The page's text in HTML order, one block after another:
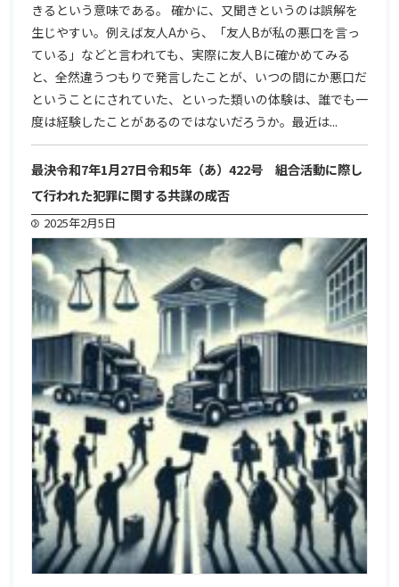
きるという意味である。 確かに、又聞きというのは誤解を
生じやすい。例えば友人Aから、「友人Bが私の悪口を言っ
ている」などと言われても、実際に友人Bに確かめてみる
と、全然違うつもりで発言したことが、いつの間にか悪口だ
ということにされていた、といった類いの体験は、誰でも一
度は経験したことがあるのではないだろうか。最近は...
最決令和7年1月27日令和5年（あ）422号 組合活動に際し
て行われた犯罪に関する共謀の成否
2025年2月5日